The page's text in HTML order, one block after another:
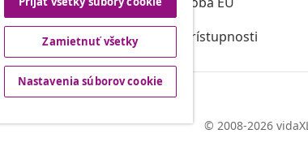
Politikou EPR
Prehlásenie o prístupnosti
© 2008-2026
Zamietnuť všetky
Nastavenia súborov cookie